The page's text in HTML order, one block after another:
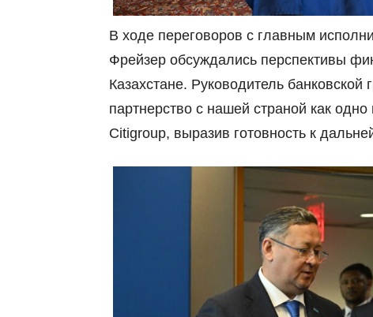
В ходе переговоров с главным
Фрейзер обсуждались перспективы
Казахстане. Руководитель банковской
партнерство с нашей страной как
Citigroup, выразив готовность к